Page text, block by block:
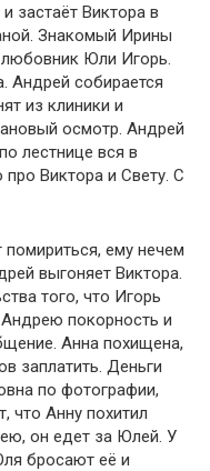
застаёт Виктора в
Знакомый Ирины
Юли Игорь.
Андрей собирается
из клиники и
осмотр. Андрей
лестнице вся в
Виктора и Свету. С
ему нечем
выгоняет Виктора.
того, что Игорь
покорность и
Анна похищена,
заплатить. Деньги
по фотографии,
что Анну похитил
он едет за Юлей. У
бросают её и